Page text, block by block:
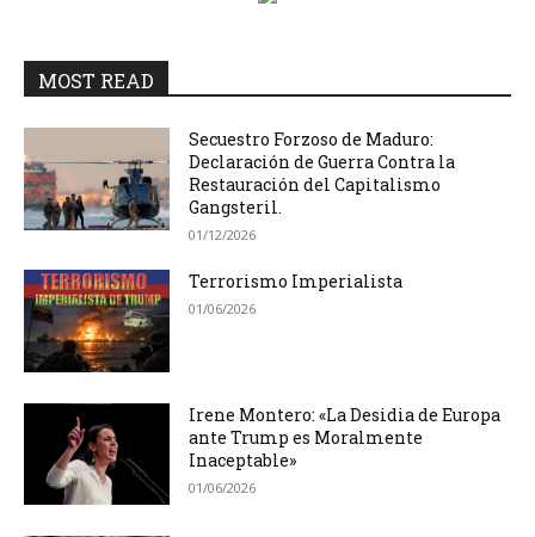
MOST READ
Secuestro Forzoso de Maduro:
Declaración de Guerra Contra la
Restauración del Capitalismo
Gangsteril.
01/12/2026
Terrorismo Imperialista
01/06/2026
Irene Montero: «La Desidia de Europa
ante Trump es Moralmente
Inaceptable»
01/06/2026